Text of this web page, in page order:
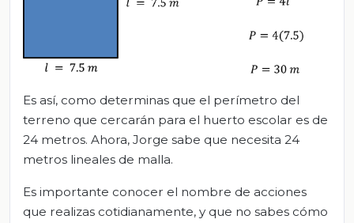
Es así, como determinas que el perímetro del
terreno que cercarán para el huerto escolar es de
24 metros. Ahora, Jorge sabe que necesita 24
metros lineales de malla.
Es importante conocer el nombre de acciones
que realizas cotidianamente, y que no sabes cómo